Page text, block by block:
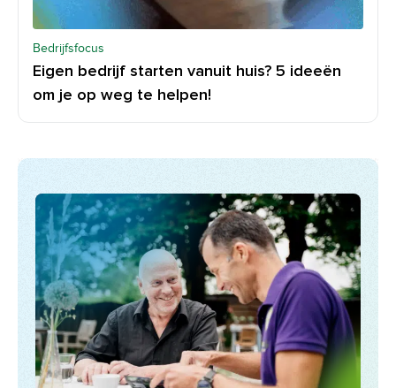
Bedrijfsfocus
Eigen bedrijf starten vanuit huis? 5 ideeën
om je op weg te helpen!